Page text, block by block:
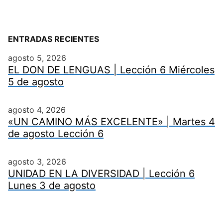
ENTRADAS RECIENTES
agosto 5, 2026
EL DON DE LENGUAS | Lección 6 Miércoles
5 de agosto
agosto 4, 2026
«UN CAMINO MÁS EXCELENTE» | Martes 4
de agosto Lección 6
agosto 3, 2026
UNIDAD EN LA DIVERSIDAD | Lección 6
Lunes 3 de agosto